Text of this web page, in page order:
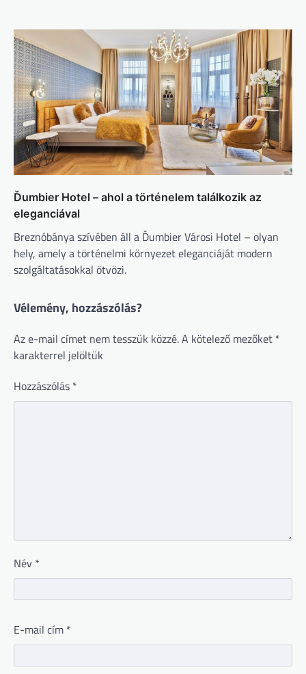
Ďumbier Hotel – ahol a történelem találkozik az
eleganciával
Breznóbánya szívében áll a Ďumbier Városi Hotel – olyan
hely, amely a történelmi környezet eleganciáját modern
szolgáltatásokkal ötvözi.
Vélemény, hozzászólás?
Az e-mail címet nem tesszük közzé.A kötelező mezőket *
karakterrel jelöltük
Hozzászólás *
Név *
E-mail cím *